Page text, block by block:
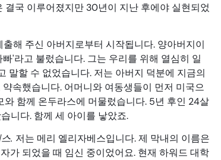
국 이루어졌지만 30년이 지난 후에야 실현되었
해 주신 아버지로부터 시작됩니다. 양아버지이
'라고 불렀습니다. 그는 우리를 위해 열심히 일
말할 수 없었습니다. 저는 아버지 덕분에 지금의
속했습니다. 어머니와 여동생들이 먼저 미국으
함께 온두라스에 머물렀습니다. 5년 후인 24살
니다. 함께 세 아이를 낳았죠.
. 저는 메리 엘리자베스입니다. 제 막내의 이름은
가 되었을 때 임신 중이었어요. 현재 하워드 대학